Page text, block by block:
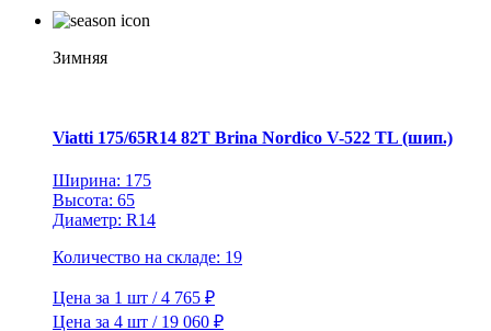
Зимняя
Viatti 175/65R14 82T Brina Nordico V-522 TL (шип.)
Ширина: 175
Высота: 65
Диаметр: R14
Количество на складе: 19
Цена за 1 шт / 4 765 ₽
Цена за 4 шт / 19 060 ₽